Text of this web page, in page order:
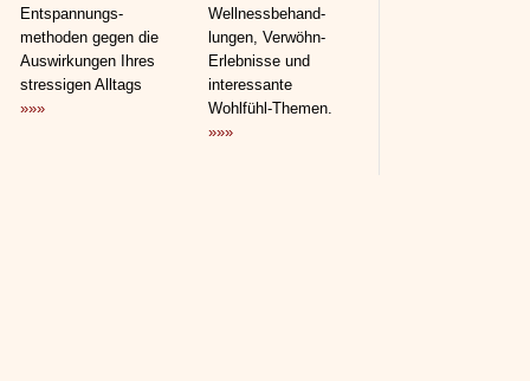
Entspannungs­
methoden gegen die
Auswirkungen Ihres
stressigen Alltags
»»»
Wellnessbehand­
lungen, Verwöhn-
Erlebnisse und
interessante
Wohlfühl-Themen.
»»»